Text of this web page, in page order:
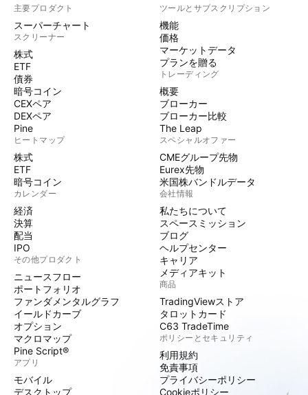
主要プロダクト
スーパーチャート
スクリーナー
株式
ETF
債券
暗号コイン
CEXペア
DEXペア
Pine
ヒートマップ
株式
ETF
暗号コイン
カレンダー
経済
決算
配当
IPO
その他プロダクト
ニュースフロー
ポートフォリオ
ファンダメンタルグラフ
イールドカーブ
オプション
マクロマップ
Pine Script®
アプリ
モバイル
デスクトップ
ツールとサブスクリプション
機能
価格
マーケットデータ
プランを贈る
トレーディング
概要
ブローカー
ブローカー比較
The Leap
スペシャルオファー
CMEグループ先物
Eurex先物
米国株バンドルデータ
会社情報
私たちについて
スペースミッション
ブログ
ヘルプセンター
キャリア
メディアキット
商品
TradingViewストア
タロットカード
C63 TradeTime
ポリシーとセキュリティ
利用規約
免責事項
プライバシーポリシー
Cookieポリシー